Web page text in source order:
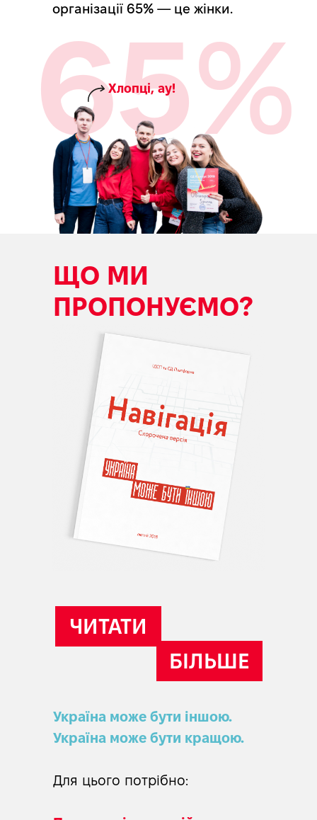
65%
організації 65% — це жінки.
Хлопці, ау!
ЩО МИ
ПРОПОНУЄМО?
Україна може бути іншою.
Україна може бути кращою.
Для цього потрібно:
ЧИТАТИ
БІЛЬШЕ